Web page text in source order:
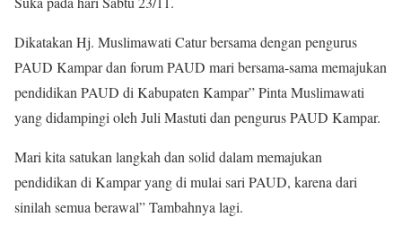
Dikatakan Hj. Muslimawati Catur bersama dengan pengurus
PAUD Kampar dan forum PAUD mari bersama-sama memajukan
pendidikan PAUD di Kabupaten Kampar” Pinta Muslimawati
yang didampingi oleh Juli Mastuti dan pengurus PAUD Kampar.
Mari kita satukan langkah dan solid dalam memajukan
pendidikan di Kampar yang di mulai sari PAUD, karena dari
sinilah semua berawal” Tambahnya lagi.